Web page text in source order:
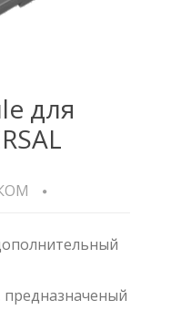
для
предназначеный